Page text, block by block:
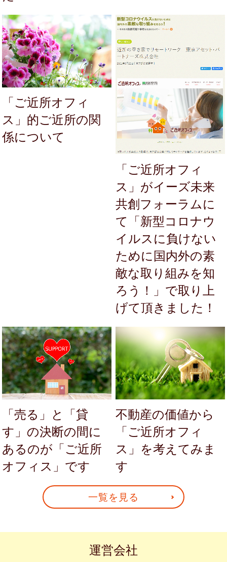
「ご近所オフィ
ス」的ご近所の関
係について
「ご近所オフィ
ス」がイーズ未来
共創フォーラムに
て「新型コロナウ
イルスに負けない
ために国内外の素
敵な取り組みを知
ろう！」で取り上
げて頂きました！
「売る」と「貸
す」の決断の間に
あるのが「ご近所
オフィス」です
不動産の価値から
「ご近所オフィ
ス」を考えてみま
す
一覧を見る
運営会社